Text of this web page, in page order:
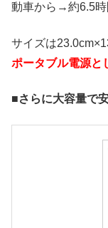
動車から→約6.5
サイズは
ポータブル電源と
■さらに大容量で